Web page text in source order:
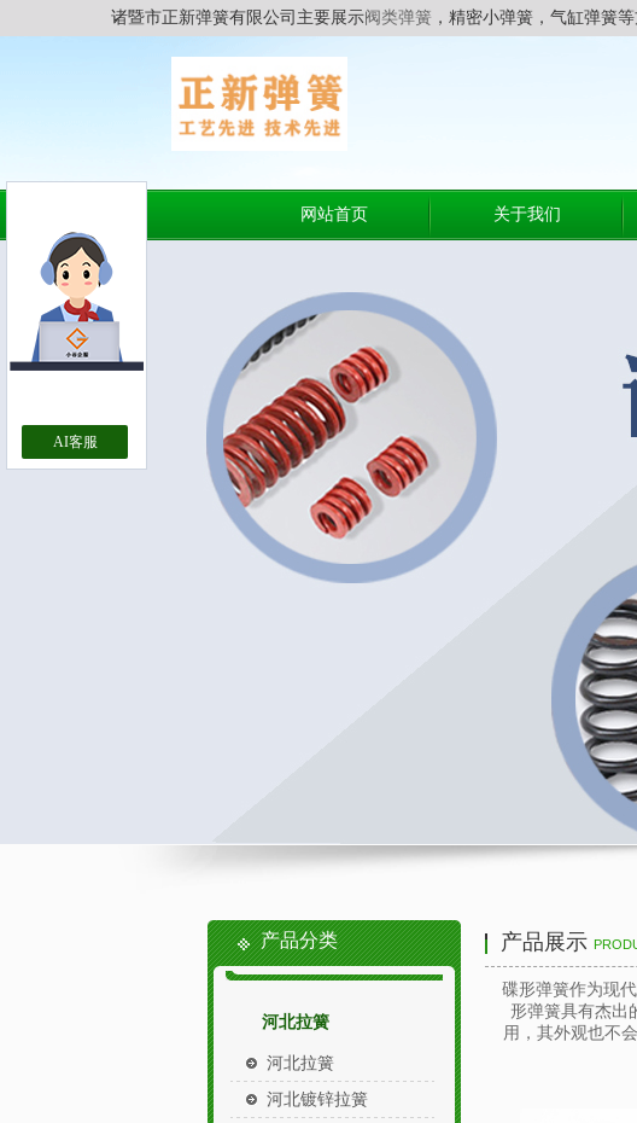
诸暨市正新弹簧有限公司主要展示阀类弹簧 ，精密小弹簧，气缸弹簧
网站首页 关于我们
产品分类
河北拉簧
河北拉簧
河北镀锌拉簧
产品展示
碟形弹簧作为现
形弹簧具有杰出
用，其外观也不
AI客服